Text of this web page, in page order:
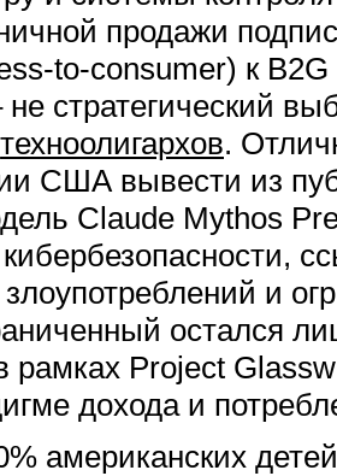
продажи
to-consumer) к
стратегический
техноолигархов.
США вывести из
Claude Mythos
и
остался
рамках Project
дохода и
американских